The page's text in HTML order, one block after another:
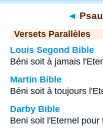
◄
Versets Parallèles
Louis Segond Bible
Béni soit à jamais
Martin Bible
Béni soit à toujours
Darby Bible
Beni soit l'Eternel